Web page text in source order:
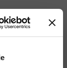
nylonu i lycry dla